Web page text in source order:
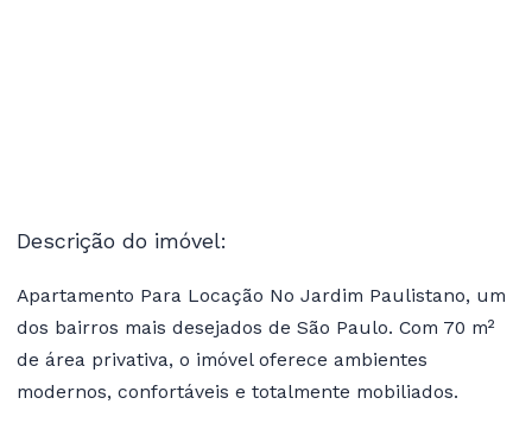
Descrição do imóvel:
Apartamento Para Locação No Jardim Paulistano, um
dos bairros mais desejados de São Paulo. Com 70 m²
de área privativa, o imóvel oferece ambientes
modernos, confortáveis e totalmente mobiliados.